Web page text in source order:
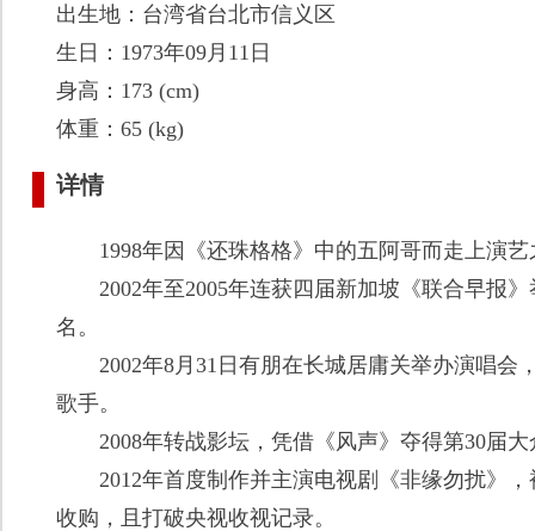
出生地：台湾省台北市信义区
生日：1973年09月11日
身高：173 (cm)
体重：65 (kg)
详情
1998年因《还珠格格》中的五阿哥而走上演艺
2002年至2005年连获四届新加坡《联合早报》
名。
2002年8月31日有朋在长城居庸关举办演唱会
歌手。
2008年转战影坛，凭借《风声》夺得第30届大
2012年首度制作并主演电视剧《非缘勿扰》，
收购，且打破央视收视记录。